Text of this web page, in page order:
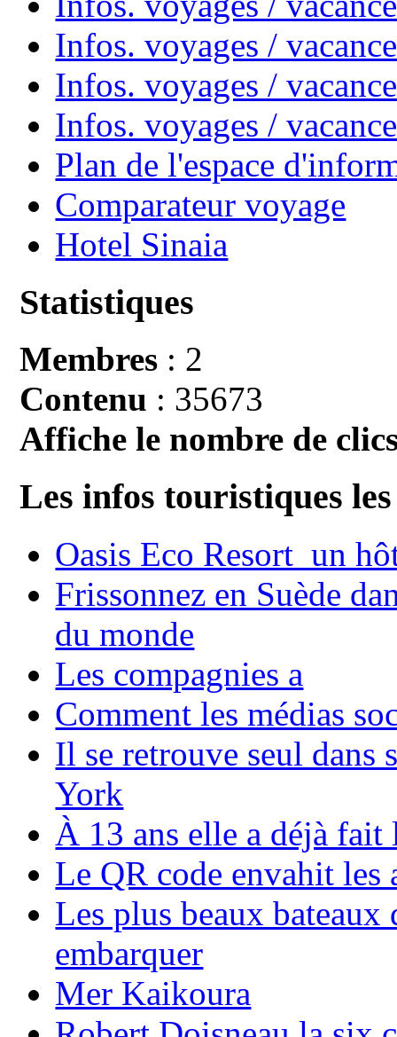
Infos. voyages /
Infos. voyages /
Infos. voyages /
Plan de l'espace
Comparateur voyage
Hotel Sinaia
Statistiques
Membres : 2
Contenu : 35673
Affiche le nombre de
Les infos touristiques
Oasis Eco Resort un
Frissonnez en Suède
du monde
Les compagnies a
Comment les médias
Il se retrouve seul dans
York
À 13 ans elle a déjà
Le QR code envahit les
Les plus beaux bateaux
embarquer
Mer Kaikoura